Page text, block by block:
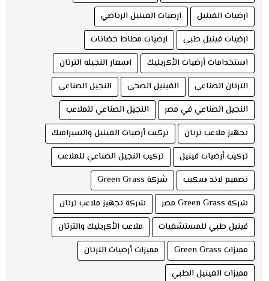
ارضيات الفينيل
ارضيات الفينيل الرياضي
ارضيات فينيل طبي
ارضيات مطاط حضانات
استخدامات أرضيات الأكريليك
اسعار النجيله الترتان
الترتان الصناعي
الفينيل الصحي
النجيل الصناعي
النجيل الصناعي في مصر
النجيل الصناعي للملاعب
تجهيز ملاعب ترتان
تركيب أرضيات الفينيل والسيراميك
تركيب أرضيات فينيل
تركيب النجيل الصناعي للملاعب
تصميم لاند سكيب
شركة Green Grass
شركة Green Grass مصر
شركة تجهيز ملاعب ترتان
فينيل طبي للمستشفيات
ملاعب الأكريليك والترتان
مميزات Green Grass
مميزات أرضيات الترتان
مميزات الفينيل الطبي